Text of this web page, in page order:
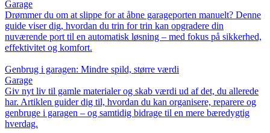
Garage
Drømmer du om at slippe for at åbne garageporten manuelt? Denne
guide viser dig, hvordan du trin for trin kan opgradere din
nuværende port til en automatisk løsning – med fokus på sikkerhed,
effektivitet og komfort.
Genbrug i garagen: Mindre spild, større værdi
Garage
Giv nyt liv til gamle materialer og skab værdi ud af det, du allerede
har. Artiklen guider dig til, hvordan du kan organisere, reparere og
genbruge i garagen – og samtidig bidrage til en mere bæredygtig
hverdag.